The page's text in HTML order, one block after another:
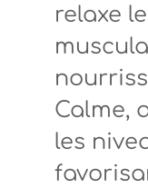
relaxe
Calme,
les